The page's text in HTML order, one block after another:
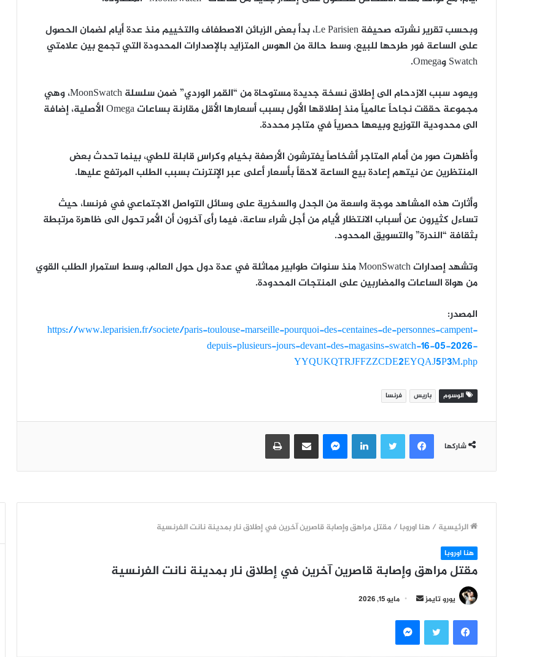
وبحسب تقرير نشرته صحيفة Le Parisien، بدأ بعض الزبائن الاصطفاف والتخييم منذ عدة أيام لضمان الحصول
على الساعة فور طرحها للبيع، وسط حالة من الهوس المتزايد بالإصدارات المحدودة التي تجمع بين علامتي
Swatch وOmega.
ويعود سبب الازدحام الى إطلاق نسخة جديدة مستوحاة من “القمر الوردي” ضمن سلسلة MoonSwatch، وهي
مجموعة حققت نجاحاً عالمياً منذ إطلاقها الأول بسبب أسعارها الأقل مقارنة بساعات Omega الأصلية، إضافة
الى محدودية التوزيع وبيعها حصرياً في متاجر محددة.
وأظهرت صور من أمام المتاجر أشخاصاً يفترشون الأرصفة بخيام وكراسٍ قابلة للطي، بينما تحدث بعض
المنتظرين عن نيتهم إعادة بيع الساعة لاحقاً بأسعار أعلى عبر الإنترنت بسبب الطلب المرتفع عليها.
وأثارت هذه المشاهد موجة واسعة من الجدل والسخرية على وسائل التواصل الاجتماعي في فرنسا، حيث
تساءل كثيرون عن أسباب الانتظار لأيام من أجل شراء ساعة، فيما رأى آخرون أن الأمر تحول الى ظاهرة مرتبطة
بثقافة “الندرة” والتسويق المحدود.
وتشهد إصدارات MoonSwatch منذ سنوات طوابير مماثلة في عدة دول حول العالم، وسط استمرار الطلب القوي
من هواة الساعات والمضاربين على المنتجات المحدودة.
المصدر:
https://www.leparisien.fr/societe/paris-toulouse-marseille-pourquoi-des-centaines-de-personnes-campent-
depuis-plusieurs-jours-devant-des-magasins-swatch-16-05-2026-
YYQUKQTRJFFZZCDE2EYQAJ5P3M.php
الوسوم باريس فرنسا
شاركها
فيسبوكتويتر لينكدإنماسنجر مشاركة عبر البريد طباعة